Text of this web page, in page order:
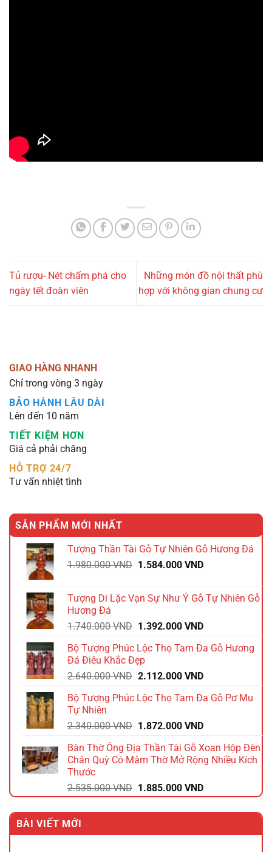
Tủ rượu- Nét chấm phá cho
ngày tết đoàn viên
Những món đồ nội thất phù
hợp với không gian chung cư
GIAO HÀNG NHANH
Chỉ trong vòng 3 ngày
BẢO HÀNH LÂU DÀI
Lên đến 10 năm
TIẾT KIỆM HƠN
Giá cả phải chăng
HỖ TRỢ 24/7
Tư vấn nhiệt tình
SẢN PHẨM MỚI NHẤT
Tượng Thần Tài Gỗ Tự Nhiên Gỗ Hương Đá
1.980.000VND Giá
1.980.000 VND.
1.584.000 VNDGiá
là:
Tượng Di Lặc Vạn Sự Như Ý Gỗ Tự Nhiên Gỗ
Hương Đá
1.740.000VND Giá
là:
1.740.000 VND.
1.392.000 VNDGiá
tại
1.392.000 VND.
Bộ Tượng Phúc Lộc Thọ Tam Đa Gỗ Hương
Đá Điêu Khắc Đẹp
2.640.000VND Giá
là:
2.112.000 VNDGiá
tại
2.112.000 VND.
Bộ Tượng Phúc Lộc Thọ Tam Đa Gỗ Pơ Mu
Tự Nhiên
2.340.000VND Giá
là:
2.340.000 VND.
1.872.000 VNDGiá
tại
là:
Bàn Thờ Ông Địa Thần Tài Gỗ Xoan Hộp Đèn
Chân Quỳ Có Mâm Thờ Mở Rộng Nhiều Kích
Thước
2.535.000VND Giá
gốc
là:
1.885.000 VNDGiá
hiện
tại
1.885.000 VND.
BÀI VIẾT MỚI